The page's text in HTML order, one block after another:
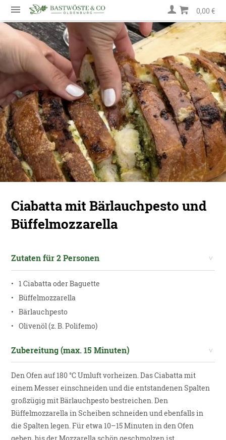
0,00 €
Ciabatta mit Bärlauchpesto und
Büffelmozzarella
Zutaten für 2 Personen
1 Ciabatta oder Baguette
Büffelmozzarella
Bärlauchpesto
Olivenöl (z. B. Polifemo)
Zubereitung (max. 15 Minuten)
Den Ofen auf 180 °C Umluft vorheizen. Das Ciabatta mit
einem Messer einschneiden und die entstandenen Spalten
großzügig mit Bärlauchpesto bestreichen. Den
Büffelmozzarella in Scheiben schneiden und ebenfalls in
die Spalten legen. Für etwa 10–15 Minuten in den Ofen